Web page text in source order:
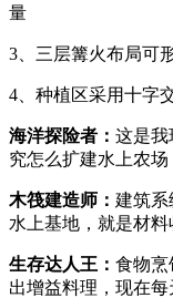
量
3、三层篝火布局可
4、种植区采用十字
海洋探险者： 这是我
究怎么扩建水上农
木筏建造师： 建筑系
水上基地，就是材
生存达人王： 食物烹
出增益料理，现在